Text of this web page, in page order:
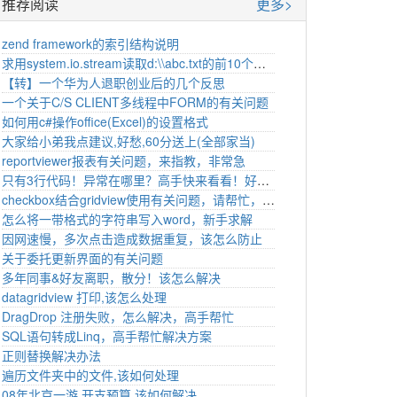
zend framework的索引结构说明
求用system.io.stream读取d:\\abc.txt的前10个字节的例子。该如何处理
【转】一个华为人退职创业后的几个反思
一个关于C/S CLIENT多线程中FORM的有关问题
如何用c#操作office(Excel)的设置格式
大家给小弟我点建议,好愁,60分送上(全部家当)
reportviewer报表有关问题，来指教，非常急
只有3行代码！异常在哪里？高手快来看看！好奇怪！喵了个咪的
checkbox结合gridview使用有关问题，请帮忙，多谢
怎么将一带格式的字符串写入word，新手求解
因网速慢，多次点击造成数据重复，该怎么防止
关于委托更新界面的有关问题
多年同事&好友离职，散分！该怎么解决
datagridview 打印,该怎么处理
DragDrop 注册失败，怎么解决，高手帮忙
SQL语句转成Linq，高手帮忙解决方案
正则替换解决办法
遍历文件夹中的文件,该如何处理